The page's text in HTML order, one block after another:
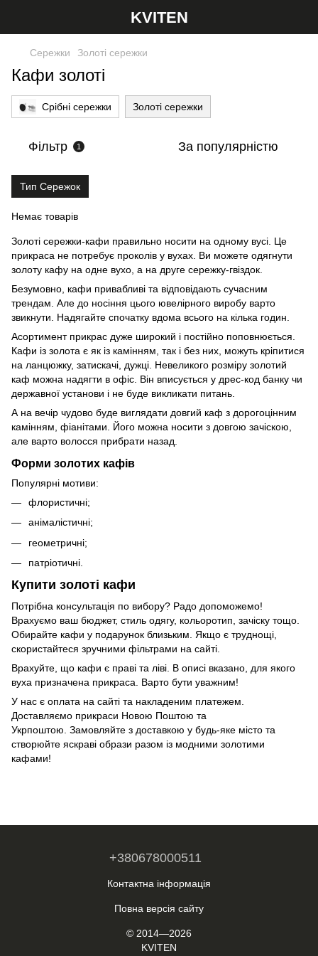
KVITEN
Сережки Золоті cережки
Кафи золоті
Срібні сережки Золоті cережки
Фільтр 1 За популярністю
Тип Сережок
Немає товарів
Золоті сережки-кафи правильно носити на одному вусі. Це
прикраса не потребує проколів у вухах. Ви можете одягнути
золоту кафу на одне вухо, а на друге сережку-гвіздок.
Безумовно, кафи привабливі та відповідають сучасним
трендам. Але до носіння цього ювелірного виробу варто
звикнути. Надягайте спочатку вдома всього на кілька годин.
Асортимент прикрас дуже широкий і постійно поповнюється.
Кафи із золота є як із камінням, так і без них, можуть кріпитися
на ланцюжку, затискачі, дужці. Невеликого розміру золотий
каф можна надягти в офіс. Він вписується у дрес-код банку чи
державної установи і не буде викликати питань.
А на вечір чудово буде виглядати довгий каф з дорогоцінним
камінням, фіанітами. Його можна носити з довгою зачіскою,
але варто волосся прибрати назад.
Форми золотих кафів
Популярні мотиви:
флористичні;
анімалістичні;
геометричні;
патріотичні.
Купити золоті кафи
Потрібна консультація по вибору? Радо допоможемо!
Врахуємо ваш бюджет, стиль одягу, кольоротип, зачіску тощо.
Обирайте кафи у подарунок близьким. Якщо є труднощі,
скористайтеся зручними фільтрами на сайті.
Врахуйте, що кафи є праві та ліві. В описі вказано, для якого
вуха призначена прикраса. Варто бути уважним!
У нас є оплата на сайті та накладеним платежем.
Доставляємо прикраси Новою Поштою та
Укрпоштою. Замовляйте з доставкою у будь-яке місто та
створюйте яскраві образи разом із модними золотими
кафами!
+380678000511
Контактна інформація
Повна версія сайту
© 2014—2026
KVITEN